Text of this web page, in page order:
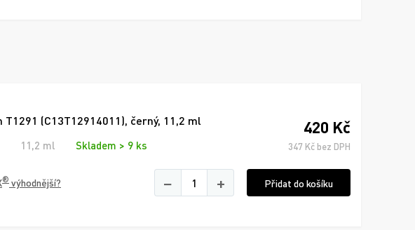
(C13T12914011), černý, 11,2 ml
11,2 ml Skladem > 9 ks
420 Kč
347 Kč bez DPH
® výhodnější? − + Přidat do košíku